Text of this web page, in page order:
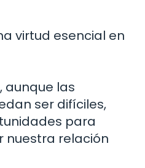
virtud esencial en
aunque las
ser difíciles,
para
nuestra relación